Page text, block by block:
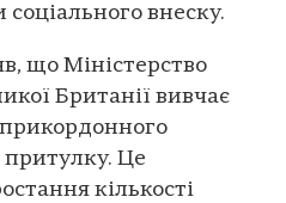
внеску.
що Міністерство
Британії вивчає
Це
кількості